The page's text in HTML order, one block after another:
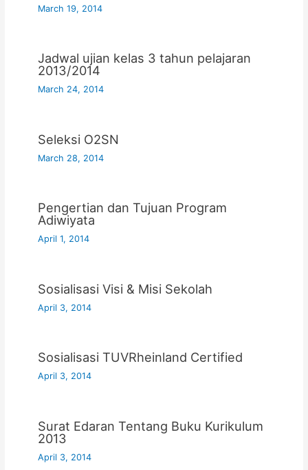
March 19, 2014
Jadwal ujian kelas 3 tahun pelajaran
2013/2014
March 24, 2014
Seleksi O2SN
March 28, 2014
Pengertian dan Tujuan Program
Adiwiyata
April 1, 2014
Sosialisasi Visi & Misi Sekolah
April 3, 2014
Sosialisasi TUVRheinland Certified
April 3, 2014
Surat Edaran Tentang Buku Kurikulum
2013
April 3, 2014